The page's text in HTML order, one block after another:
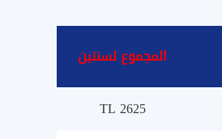
المجموع لسنتين
2625 TL